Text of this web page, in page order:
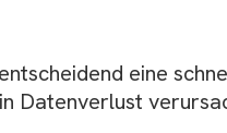
eine
Datenverlust